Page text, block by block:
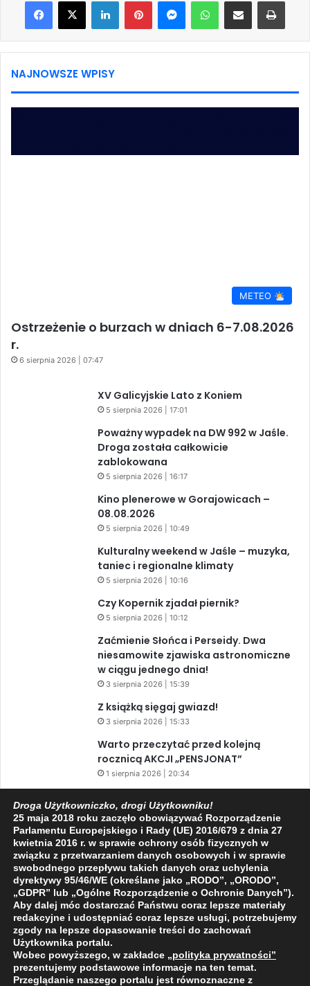
NAJNOWSZE WPISY
METEO
Ostrzeżenie o burzach w dniach 6-7.08.2026
r.
6 sierpnia 2026 | 07:47
XV Galicyjskie Lato z Koniem
5 sierpnia 2026 | 17:01
Poważny wypadek na DW 992 w Jaśle.
Droga została całkowicie
zablokowana
5 sierpnia 2026 | 16:17
Kino plenerowe w Gorajowicach –
08.08.2026
5 sierpnia 2026 | 10:49
Kulturalny weekend w Jaśle – muzyka,
taniec i regionalne klimaty
5 sierpnia 2026 | 10:16
Czy Kopernik zjadał piernik?
5 sierpnia 2026 | 10:12
Zaćmienie Słońca i Perseidy. Dwa
niesamowite zjawiska astronomiczne
w ciągu jednego dnia!
3 sierpnia 2026 | 15:39
Z książką sięgaj gwiazd!
3 sierpnia 2026 | 15:33
Warto przeczytać przed kolejną
rocznicą AKCJI „PENSJONAT”
1 sierpnia 2026 | 20:34
31 lipca 2026 | 11:44
Facebook
X YouTube
2009 - 2026 © Wszelkie prawa zastrzeżone
O NAS
REDAKCJA POLITYKA PRYWATNOŚCI
Droga Użytkowniczko, drogi Użytkowniku!
25 maja 2018 roku zaczęło obowiązywać Rozporządzenie
Parlamentu Europejskiego i Rady (UE) 2016/679 z dnia 27
kwietnia 2016 r. w sprawie ochrony osób fizycznych w
związku z przetwarzaniem danych osobowych i w sprawie
swobodnego przepływu takich danych oraz uchylenia
dyrektywy 95/46/WE (określane jako „RODO”, „ORODO”,
„GDPR” lub „Ogólne Rozporządzenie o Ochronie Danych”).
Aby dalej móc dostarczać Państwu coraz lepsze materiały
redakcyjne i udostępniać coraz lepsze usługi, potrzebujemy
zgody na lepsze dopasowanie treści do zachowań
Użytkownika portalu.
Wobec powyższego, w zakładce „polityka prywatności”
prezentujemy podstawowe informacje na ten temat.
Przeglądanie naszego portalu jest równoznaczne z